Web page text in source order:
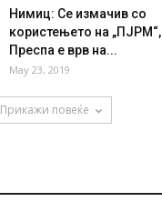
Нимиц: Се измачив со
користењето на „ПЈРМ“,
Преспа е врв на...
May 23, 2019
Прикажи повеќе